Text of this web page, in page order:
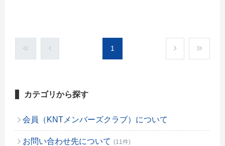
1
カテゴリから探す
会員（KNTメンバーズクラブ）について
お問い合わせ先について (11件)